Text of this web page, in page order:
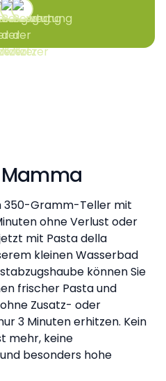
Mamma
350-Gramm-Teller mit
ohne Verlust oder
mit Pasta della
kleinen Wasserbad
können Sie
frischer Pasta und
Zusatz- oder
3 Minuten erhitzen. Kein
mehr, keine
besonders hohe